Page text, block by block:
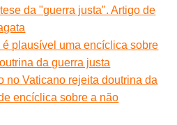
da "guerra justa". Artigo de
plausível uma encíclica sobre
da guerra justa
no Vaticano rejeita doutrina da
encíclica sobre a não